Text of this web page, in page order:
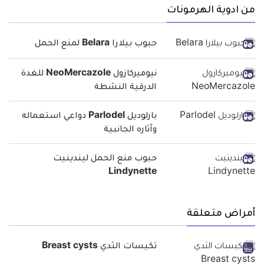
من ادوية الهرمونات
حبوب بيلارا Belara لمنع الحمل
نيوميركازول NeoMercazole للغدة
الدرقية النشطة
بارلوديل Parlodel دواعي استعماله
وآثاره الجانبية
حبوب منع الحمل ليندينيت
Lindynette
أمراض متعلقة
تكيسات الثدي Breast cysts